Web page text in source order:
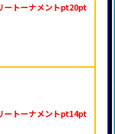
ートーナメントpt20pt
ートーナメントpt14pt